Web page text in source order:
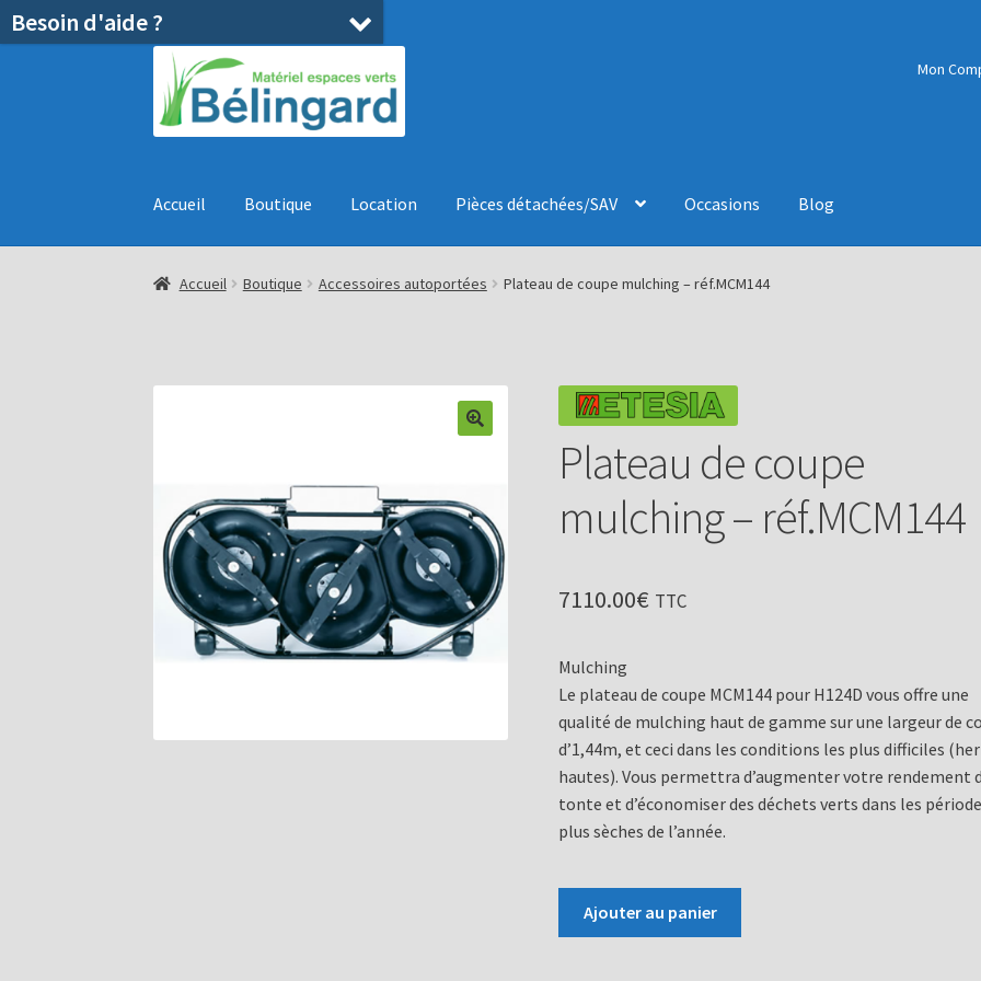
Aller
la
navigation
Aller
au
contenu
Mon
Accueil Boutique Location Pièces détachées/SAV Occasions Blog
Accueil Boutique Accessoires autoportées Plateau de coupe mulching – réf.MCM144
Plateau de coupe
mulching – réf.MCM144
7110.00€ TTC
Mulching
Le plateau de coupe MCM144 pour H124D vous offre une
qualité de mulching haut de gamme sur une largeur de
d’1,44m, et ceci dans les conditions les plus difficiles
hautes). Vous permettra d’augmenter votre rendement
tonte et d’économiser des déchets verts dans les
plus sèches de l’année.
Ajouter au panier
Besoin d'aide ?